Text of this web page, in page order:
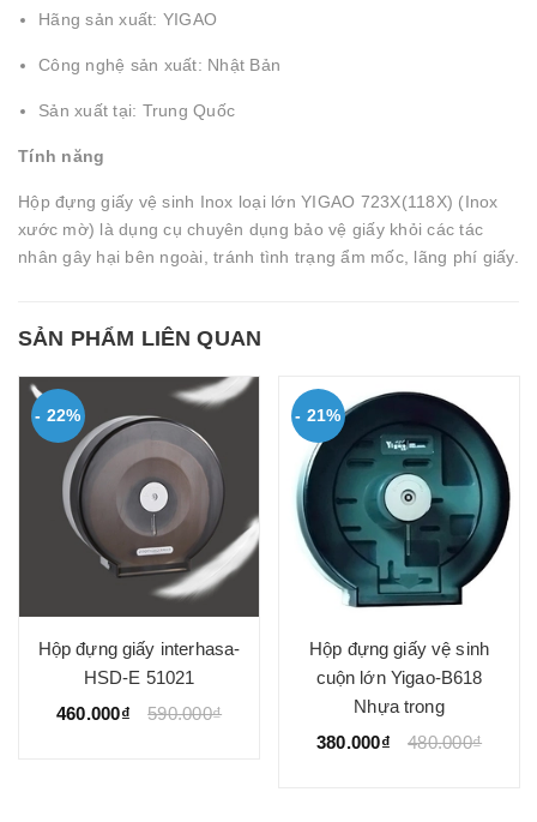
Hãng sản xuất: YIGAO
Công nghệ sản xuất: Nhật Bản
Sản xuất tại: Trung Quốc
Tính năng
Hộp đựng giấy vệ sinh Inox loại lớn YIGAO 723X(118X) (Inox
xước mờ) là dụng cụ chuyên dụng bảo vệ giấy khỏi các tác
nhân gây hại bên ngoài, tránh tình trạng ẩm mốc, lãng phí giấy.
SẢN PHẨM LIÊN QUAN
- 22%
Hộp đựng giấy interhasa-
HSD-E 51021
460.000₫
590.000₫
- 21%
Hộp đựng giấy vệ sinh
cuộn lớn Yigao-B618
Nhựa trong
380.000₫
480.000₫